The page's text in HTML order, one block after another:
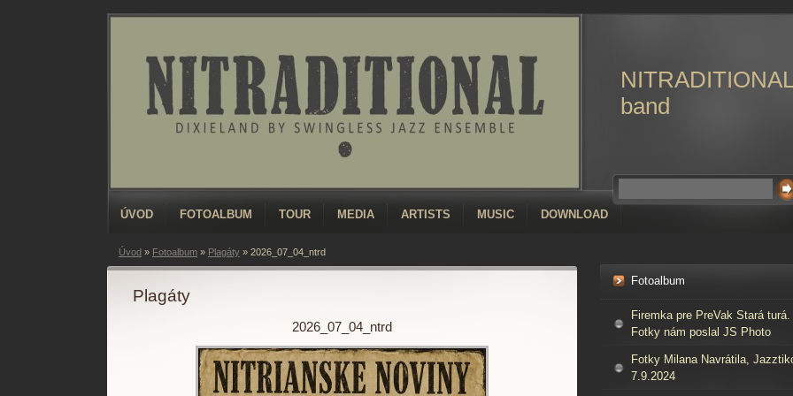
NITRADITIONAL
band
ÚVOD FOTOALBUM TOUR MEDIA ARTISTS MUSIC DOWNLOAD
Úvod » Fotoalbum » Plagáty » 2026_07_04_ntrd
Plagáty
2026_07_04_ntrd
Fotoalbum
Firemka pre PreVak Stará turá.
Fotky nám poslal JS Photo
Fotky Milana Navrátila,
7.9.2024